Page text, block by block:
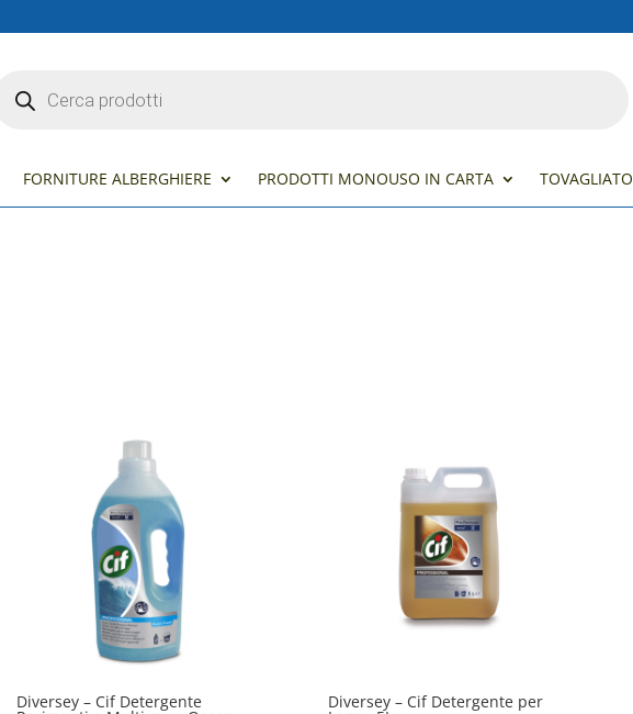
search
FORNITURE ALBERGHIERE PRODOTTI MONOUSO IN CARTA TOVAGLIATO
Diversey – Cif Detergente Diversey – Cif Detergente per